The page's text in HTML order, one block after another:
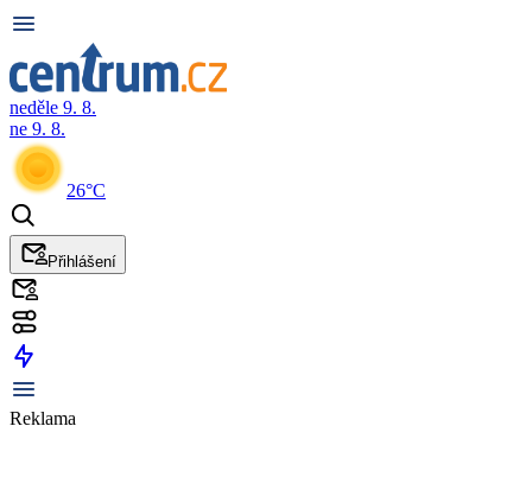
neděle 9. 8.
ne 9. 8.
26°C
Přihlášení
Reklama